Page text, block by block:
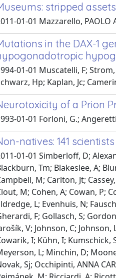
stripped assets
01-01 Mazzarello, PAOLO
in the DAX-1
01-01 Muscatelli, F;
Hp; Kaplan, Jc;
of a Prion
01-01 Forloni, G.;
natives: 141
01-01 Simberloff, D;
Tm; Blakeslee, A;
M; Carlton, Jt;
M; Cohen, A; Cowan, P;
L; Evenhuis, N;
F; Gollasch, S;
V; Johnson, C;
I; Kühn, I; Kumschick,
L; Minchin, D;
Sj; Occhipinti, ANNA